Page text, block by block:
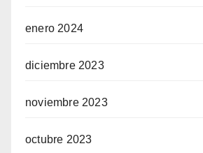
enero 2024
diciembre 2023
noviembre 2023
octubre 2023